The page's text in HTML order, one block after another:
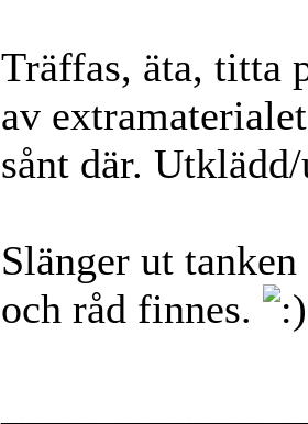
Träffas, äta, titta
av
sånt där.
Slänger ut
och råd finnes.